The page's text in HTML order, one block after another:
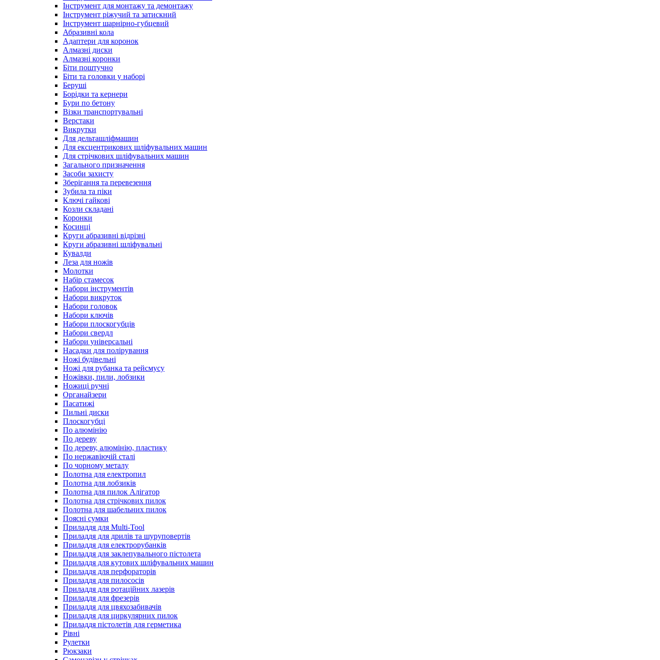
Інструмент для монтажу та демонтажу
Інструмент ріжучий та затискний
Інструмент шарнірно-губцевий
Абразивні кола
Адаптери для коронок
Алмазні диски
Алмазні коронки
Біти поштучно
Біти та головки у наборі
Беруші
Борідки та кернери
Бури по бетону
Візки транспортувальні
Верстаки
Викрутки
Для дельташліфмашин
Для ексцентрикових шліфувальних машин
Для стрічкових шліфувальних машин
Загального призначення
Засоби захисту
Зберігання та перевезення
Зубила та піки
Ключі гайкові
Козли складані
Коронки
Косинці
Круги абразивні відрізні
Круги абразивні шліфувальні
Кувалди
Леза для ножів
Молотки
Набір стамесок
Набори інструментів
Набори викруток
Набори головок
Набори ключів
Набори плоскогубців
Набори свердл
Набори універсальні
Насадки для полірування
Ножі будівельні
Ножі для рубанка та рейсмусу
Ножівки, пили, лобзики
Ножиці ручні
Органайзери
Пасатижі
Пильні диски
Плоскогубці
По алюмінію
По дереву
По дереву, алюмінію, пластику
По нержавіючій сталі
По чорному металу
Полотна для електропил
Полотна для лобзиків
Полотна для пилок Алігатор
Полотна для стрічкових пилок
Полотна для шабельних пилок
Поясні сумки
Приладдя для Multi-Tool
Приладдя для дрилів та шуруповертів
Приладдя для електрорубанків
Приладдя для заклепувального пістолета
Приладдя для кутових шліфувальних машин
Приладдя для перфораторів
Приладдя для пилососів
Приладдя для ротаційних лазерів
Приладдя для фрезерів
Приладдя для цвяхозабивачів
Приладдя для циркулярних пилок
Приладдя пістолетів для герметика
Рівні
Рулетки
Рюкзаки